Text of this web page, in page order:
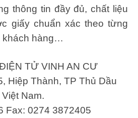
thông tin đầy đủ, chất liệu
giấy chuẩn xác theo từng
khách hàng…
TỬ VINH AN CƯ
Hiệp Thành, TP Thủ Dầu
Nam.
Fax: 0274 3872405